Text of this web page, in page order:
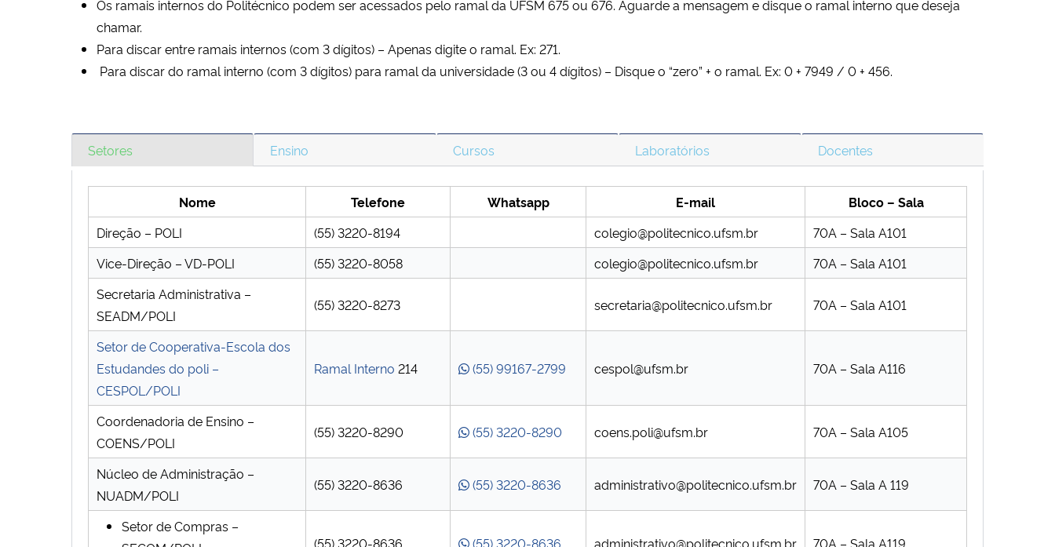
Os ramais internos do Politécnico podem ser acessados pelo ramal da UFSM 675 ou 676. Aguarde a mensagem e disque o ramal interno que deseja
chamar.
Para discar entre ramais internos (com 3 dígitos) – Apenas digite o ramal. Ex: 271.
Para discar do ramal interno (com 3 dígitos) para ramal da universidade (3 ou 4 dígitos) – Disque o “zero” + o ramal. Ex: 0 + 7949 / 0 + 456.
Setores Ensino Cursos Laboratórios Docentes
Nome Telefone Whatsapp E-mail
Bloco – Sala
Direção – POLI
(55) 3220-8194 colegio@politecnico.ufsm.br
70A – Sala A101
Vice-Direção – VD-POLI
(55) 3220-8058 colegio@politecnico.ufsm.br
70A – Sala A101
Secretaria Administrativa –
SEADM/POLI
(55) 3220-8273 secretaria@politecnico.ufsm.br 70A – Sala A101
Setor de Cooperativa-Escola dos
Estudandes do poli –
CESPOL/POLI
Ramal Interno 214 (55) 99167-2799 cespol@ufsm.br 70A – Sala A116
Coordenadoria de Ensino –
COENS/POLI
(55) 3220-8290 (55) 3220-8290 coens.poli@ufsm.br 70A – Sala A105
Núcleo de Administração –
NUADM/POLI
(55) 3220-8636 (55) 3220-8636 administrativo@politecnico.ufsm.br 70A – Sala A 119
Setor de Compras –
(55) 3220-8636 (55) 3220-8636 administrativo@politecnico.ufsm.br 70A – Sala A119